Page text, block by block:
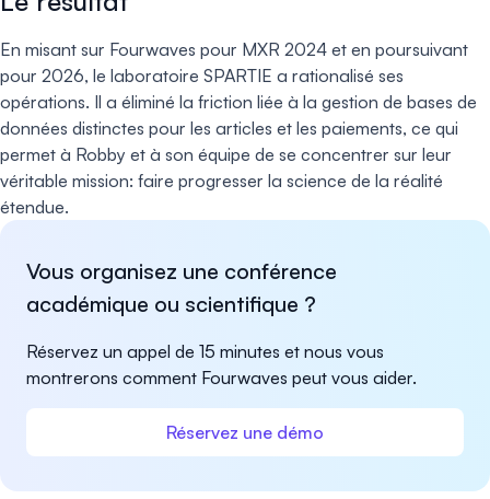
En misant sur Fourwaves pour MXR 2024 et en poursuivant
pour 2026, le laboratoire SPARTIE a rationalisé ses
opérations. Il a éliminé la friction liée à la gestion de bases de
données distinctes pour les articles et les paiements, ce qui
permet à Robby et à son équipe de se concentrer sur leur
véritable mission: faire progresser la science de la réalité
étendue.
Vous organisez une conférence
académique ou scientifique ?
Réservez un appel de 15 minutes et nous vous
montrerons comment Fourwaves peut vous aider.
Réservez une démo